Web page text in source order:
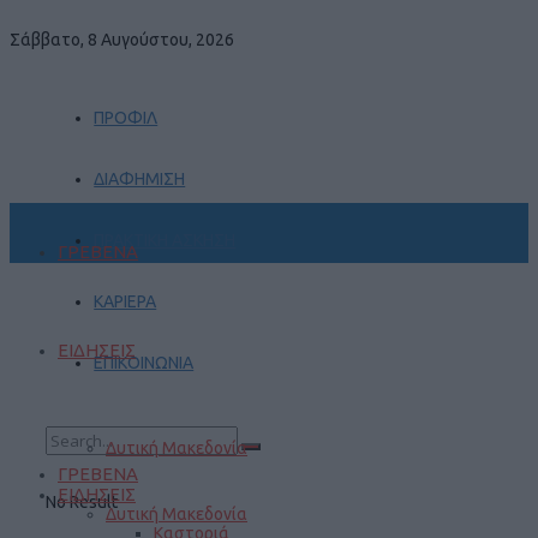
Σάββατο, 8 Αυγούστου, 2026
ΠΡΟΦΙΛ
ΔΙΑΦΗΜΙΣΗ
ΚΑΡΙΕΡΑ
ΕΠΙΚΟΙΝΩΝΙΑ
No Result
ΓΡΕΒΕΝΑ
ΕΙΔΗΣΕΙΣ
Δυτική Μακεδονία
ΓΡΕΒΕΝΑ
ΕΙΔΗΣΕΙΣ
Δυτική Μακεδονία
Καστοριά